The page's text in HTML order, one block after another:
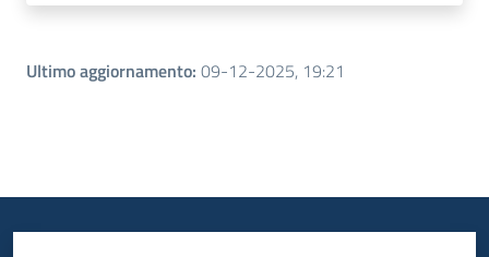
Ultimo aggiornamento: 09-12-2025, 19:21